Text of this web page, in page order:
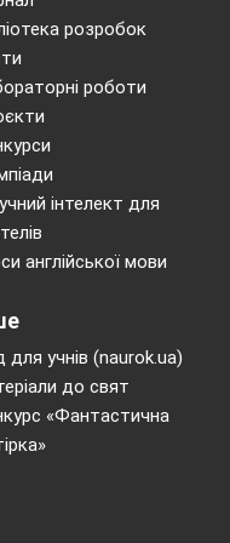
у парку?
свою картину
осінні кольори?
вінка із слів
А в мене
на кожному
одягає, сіє,
розробок
роботи
інтелект для
англійської мови
для учнів (naurok.ua)
до свят
«Фантастична